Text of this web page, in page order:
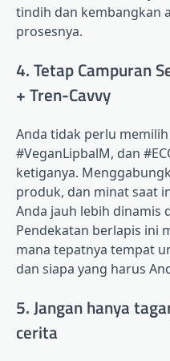
tindih dan kembangkan
prosesnya.
4. Tetap Campuran
+ Tren-Cavvy
Anda tidak perlu
#VeganLipbalM, dan
ketiganya.
produk, dan minat saat
Anda jauh lebih dinamis
Pendekatan berlapis ini
mana tepatnya tempat
dan siapa yang harus
5. Jangan hanya
cerita